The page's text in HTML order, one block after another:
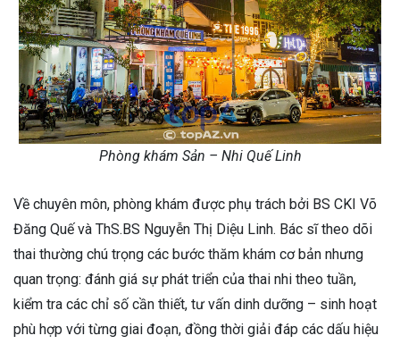
Phòng khám Sản – Nhi Quế Linh
Về chuyên môn, phòng khám được phụ trách bởi BS CKI Võ
Đăng Quế và ThS.BS Nguyễn Thị Diệu Linh. Bác sĩ theo dõi
thai thường chú trọng các bước thăm khám cơ bản nhưng
quan trọng: đánh giá sự phát triển của thai nhi theo tuần,
kiểm tra các chỉ số cần thiết, tư vấn dinh dưỡng – sinh hoạt
phù hợp với từng giai đoạn, đồng thời giải đáp các dấu hiệu